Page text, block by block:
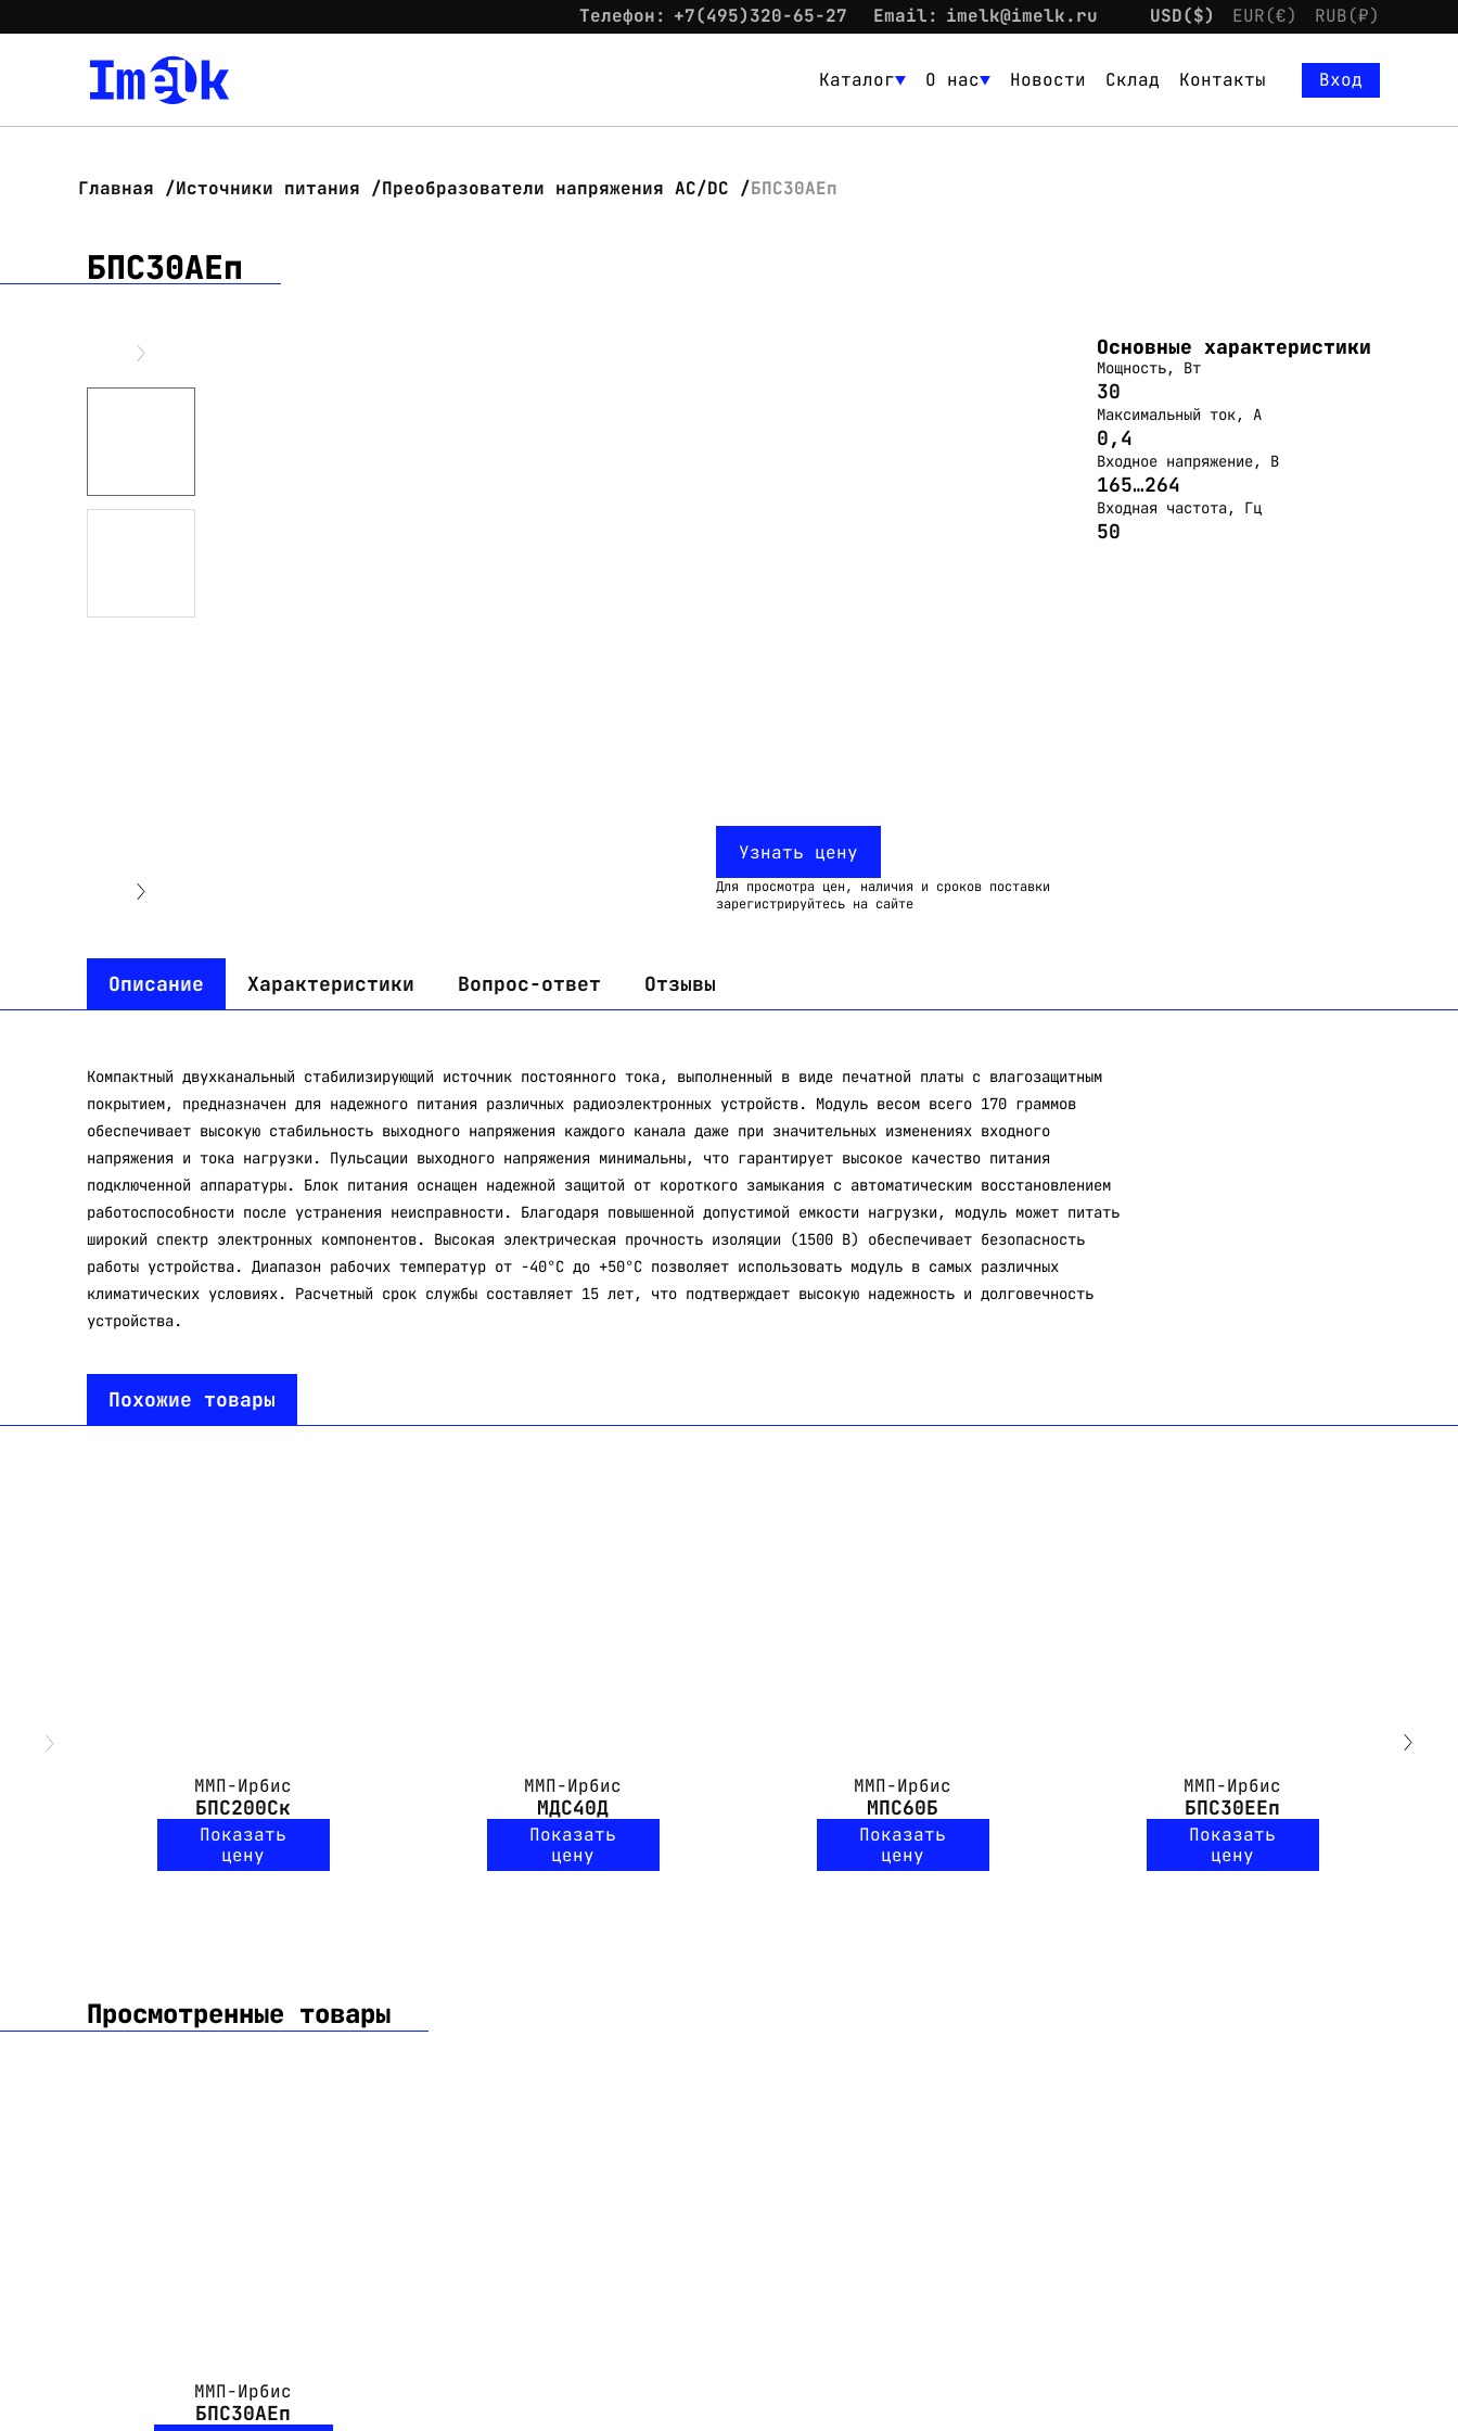
Телефон: +7(495)320-65-27 Email: imelk@imelk.ru USD($) EUR(€) RUB(₽)
Каталог О нас Новости Склад Контакты
Вход
Главная Источники питания Преобразователи напряжения AC/DC БПС30АЕп
БПС30АЕп
Узнать цену
Для просмотра цен, наличия и сроков поставки
зарегистрируйтесь на сайте
Основные характеристики
Мощность, Вт
30
Максимальный ток, А
0,4
Входное напряжение, В
165…264
Входная частота, Гц
50
Описание Характеристики Вопрос-ответ Отзывы
Компактный двухканальный стабилизирующий источник постоянного тока, выполненный в виде печатной платы с влагозащитным
покрытием, предназначен для надежного питания различных радиоэлектронных устройств. Модуль весом всего 170 граммов
обеспечивает высокую стабильность выходного напряжения каждого канала даже при значительных изменениях входного
напряжения и тока нагрузки. Пульсации выходного напряжения минимальны, что гарантирует высокое качество питания
подключенной аппаратуры. Блок питания оснащен надежной защитой от короткого замыкания с автоматическим восстановлением
работоспособности после устранения неисправности. Благодаря повышенной допустимой емкости нагрузки, модуль может питать
широкий спектр электронных компонентов. Высокая электрическая прочность изоляции (1500 В) обеспечивает безопасность
работы устройства. Диапазон рабочих температур от -40°C до +50°C позволяет использовать модуль в самых различных
климатических условиях. Расчетный срок службы составляет 15 лет, что подтверждает высокую надежность и долговечность
устройства.
Похожие товары
ММП-Ирбис
БПС200Ск
Показать
цену
ММП-Ирбис
МДС40Д
Показать
цену
ММП-Ирбис
МПС60Б
Показать
цену
ММП-Ирбис
БПС30ЕЕп
Показать
цену
Просмотренные товары
ММП-Ирбис
БПС30АЕп